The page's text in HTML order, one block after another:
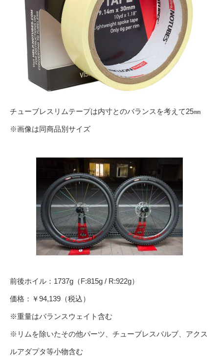
チューブレスリムテープは内寸とのバランスを考えて25㎜
※画像は同商品別サイズ
前後ホイル：1737g（F:815g / R:922g）
価格：￥94,139（税込）
※重量はバランスウェイト含む
※リムを除いたその他パーツ、チューブレスバルブ、アクス
ルアダプタ等小物含む